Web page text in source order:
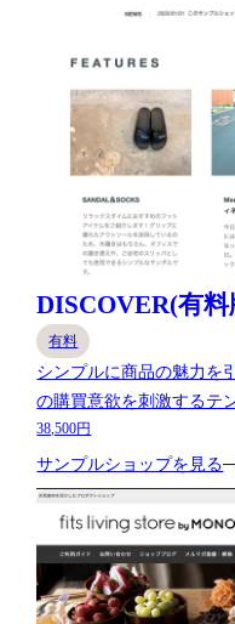
DISCOVER(有料
有料
シンプルに商品の魅力を
の購買意欲を刺激するテ
38,500円
サンプルショップを見る